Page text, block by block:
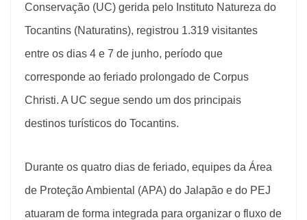
Conservação (UC) gerida pelo Instituto Natureza do
Tocantins (Naturatins), registrou 1.319 visitantes
entre os dias 4 e 7 de junho, período que
corresponde ao feriado prolongado de Corpus
Christi. A UC segue sendo um dos principais
destinos turísticos do Tocantins.
Durante os quatro dias de feriado, equipes da Área
de Proteção Ambiental (APA) do Jalapão e do PEJ
atuaram de forma integrada para organizar o fluxo de